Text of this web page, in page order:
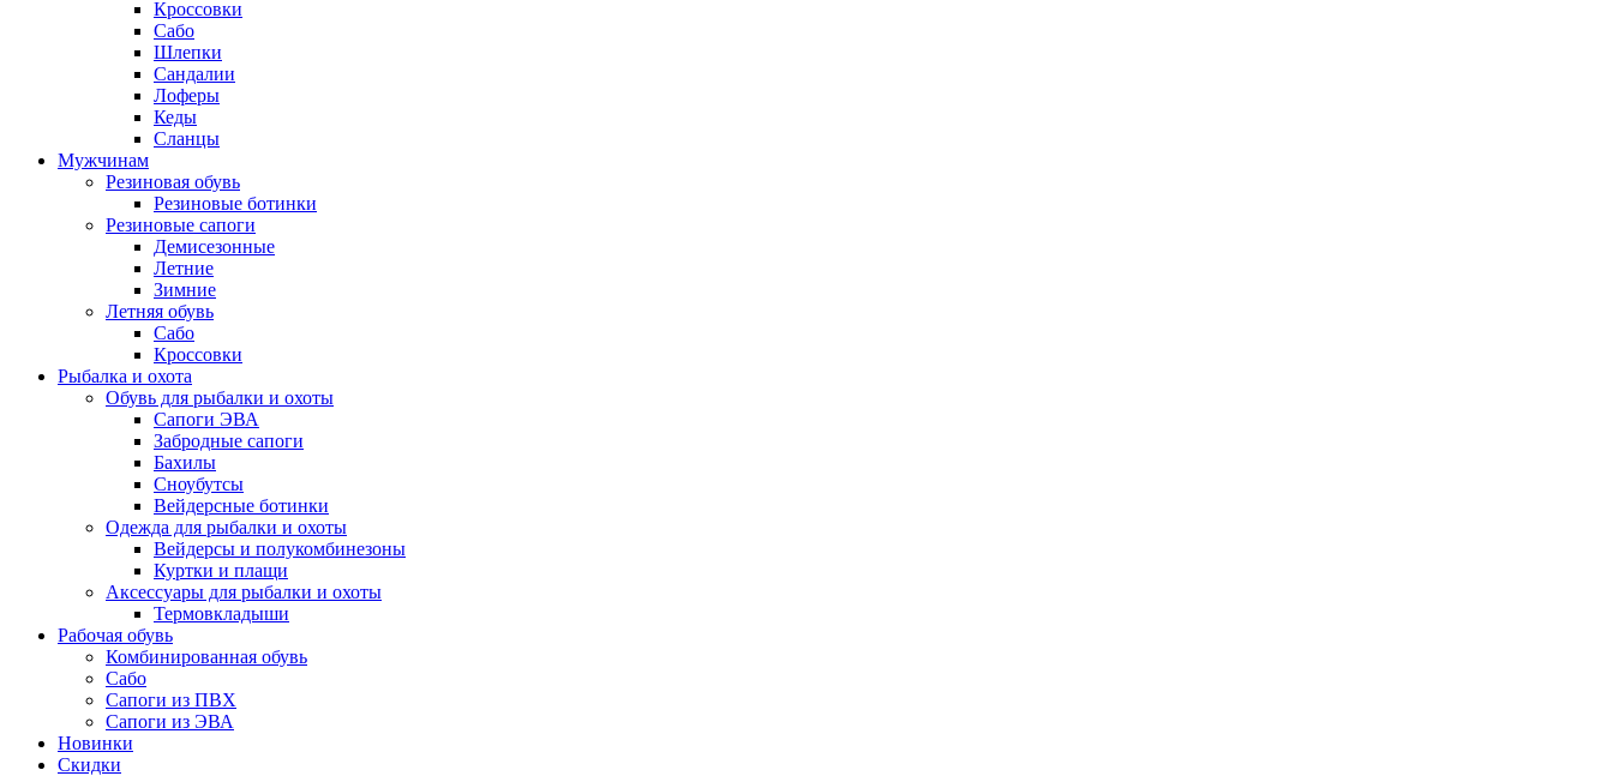
Кроссовки
Сабо
Шлепки
Сандалии
Лоферы
Кеды
Сланцы
Мужчинам
Резиновая обувь
Резиновые ботинки
Резиновые сапоги
Демисезонные
Летние
Зимние
Летняя обувь
Сабо
Кроссовки
Рыбалка и охота
Обувь для рыбалки и охоты
Сапоги ЭВА
Забродные сапоги
Бахилы
Сноубутсы
Вейдерсные ботинки
Одежда для рыбалки и охоты
Вейдерсы и полукомбинезоны
Куртки и плащи
Аксессуары для рыбалки и охоты
Термовкладыши
Рабочая обувь
Комбинированная обувь
Сабо
Сапоги из ПВХ
Сапоги из ЭВА
Новинки
Скидки